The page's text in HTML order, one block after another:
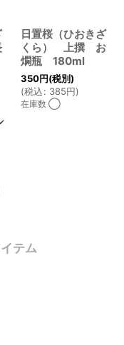
日置桜（ひおきざ
くら） 上撰 お
燗瓶 180ml
350円(税別)
(税込: 385円)
在庫数 ◯
テム